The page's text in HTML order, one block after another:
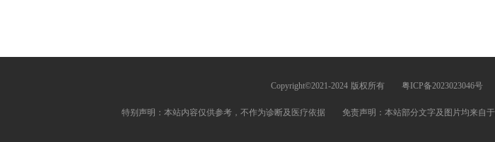
Copyright©2021-2024 版权所有 粤ICP备2023023046号
特别声明：本站内容仅供参考，不作为诊断及医疗依据 免责声明：本站部分文字及图片均来自